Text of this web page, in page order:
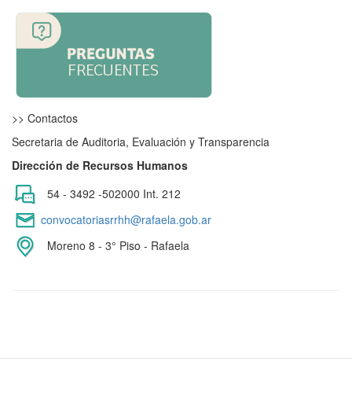
>> Contactos
Secretaria de Auditoria, Evaluación y Transparencia
Dirección de Recursos Humanos
54 - 3492 -502000 Int. 212
convocatoriasrrhh@rafaela.gob.ar
Moreno 8 - 3° Piso - Rafaela